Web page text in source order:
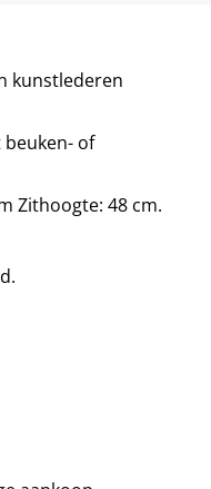
kunstlederen
of
Zithoogte: 48 cm.